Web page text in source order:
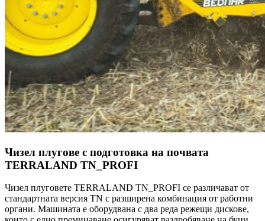
Чизел плугове с подготовка на почвата
TERRALAND TN_PROFI
Чизел плуговете TERRALAND TN_PROFI се различават от
стандартната версия TN с разширена комбинация от работни
органи. Машината е оборудвана с два реда режещи дискове,